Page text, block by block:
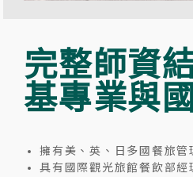
完整師資
基專業與
擁有美、英、日多國餐旅管
具有國際觀光旅館餐飲部